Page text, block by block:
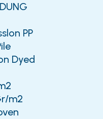
PP
Dyed
m2